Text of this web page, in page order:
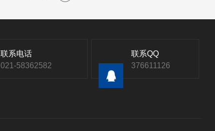
联系电话
021-58362582
联系QQ
376611126